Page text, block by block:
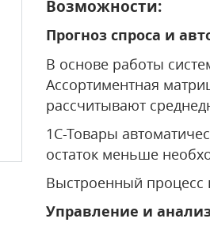
Возможности:
Прогноз спроса и
В основе работы
Ассортиментная
рассчитывают
1С-Товары
остаток меньше
Выстроенный процесс
Управление и